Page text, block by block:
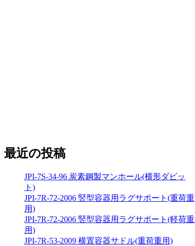
最近の投稿
JPI-7S-34-96 炭素鋼製マンホール(横形ダビッ
ト)
JPI-7R-72-2006 竪型容器用ラグサポート(重荷重
用)
JPI-7R-72-2006 竪型容器用ラグサポート(軽荷重
用)
JPI-7R-53-2009 横置容器サドル(重荷重用)